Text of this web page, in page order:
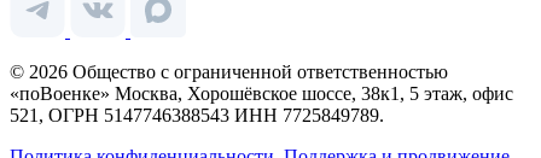
© 2026 Общество с ограниченной ответственностью
«поВоенке» Москва, Хорошёвское шоссе, 38к1, 5 этаж, офис
521, ОГРН 5147746388543 ИНН 7725849789.